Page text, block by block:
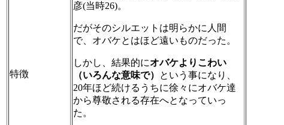
特徴
彦(当時26)。
だがそのシルエットは明らかに人間
で、オバケとはほど遠いものだった。
しかし、結果的にオバケよりこわい
（いろんな意味で）
という事になり、
20年ほど続けるうちに徐々にオバケ達
から尊敬される存在へとなっていっ
た。